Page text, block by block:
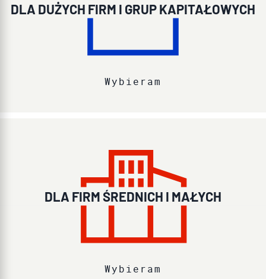
DLA DUŻYCH FIRM I GRUP KAPITAŁOWYCH
Wybieram
DLA FIRM ŚREDNICH I MAŁYCH
Wybieram